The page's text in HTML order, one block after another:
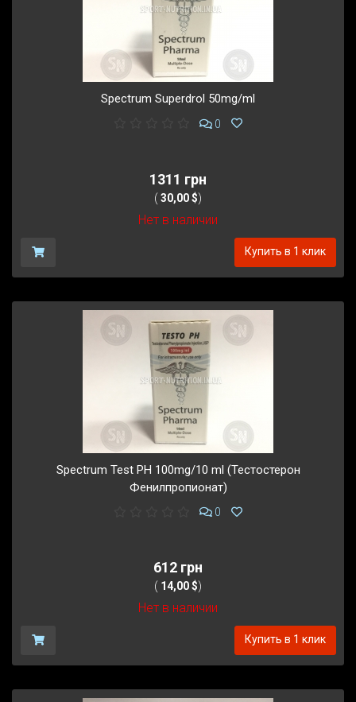
Spectrum Superdrol 50mg/ml
0
1311 грн
( 30,00 $)
Нет в наличии
Купить в 1 клик
Spectrum Test PH 100mg/10 ml (Тестостерон
Фенилпропионат)
0
612 грн
( 14,00 $)
Нет в наличии
Купить в 1 клик